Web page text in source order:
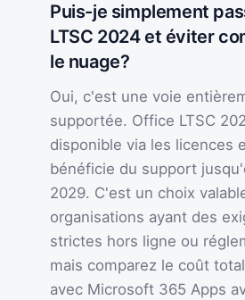
Puis-je simplement
LTSC 2024 et éviter
le nuage?
Oui, c'est une voie
supportée. Office LTSC
disponible via les licences
bénéficie du support
2029. C'est un choix
organisations ayant des
strictes hors ligne ou
mais comparez le coût
avec Microsoft 365 Apps